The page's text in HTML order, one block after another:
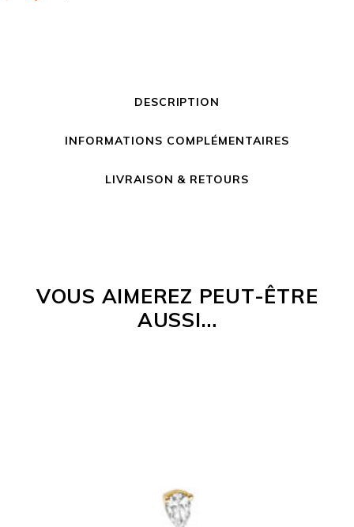
DESCRIPTION
INFORMATIONS COMPLÉMENTAIRES
LIVRAISON & RETOURS
VOUS AIMEREZ PEUT-ÊTRE
AUSSI…